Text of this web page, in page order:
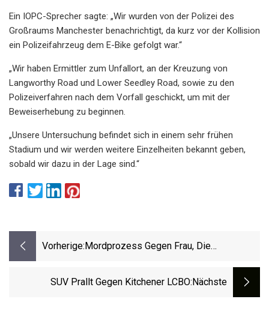
Ein IOPC-Sprecher sagte: „Wir wurden von der Polizei des
Großraums Manchester benachrichtigt, da kurz vor der Kollision
ein Polizeifahrzeug dem E-Bike gefolgt war.“
„Wir haben Ermittler zum Unfallort, an der Kreuzung von
Langworthy Road und Lower Seedley Road, sowie zu den
Polizeiverfahren nach dem Vorfall geschickt, um mit der
Beweiserhebung zu beginnen.
„Unsere Untersuchung befindet sich in einem sehr frühen
Stadium und wir werden weitere Einzelheiten bekannt geben,
sobald wir dazu in der Lage sind.“
Vorherige: Mordprozess Gegen Frau, Die
Vegas Strip Gefahren Zu Sein
SUV Prallt Gegen Kitchener LCBO:nächste